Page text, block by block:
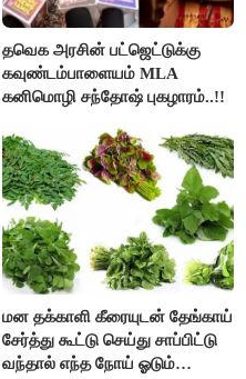
தவெக அரசின் பட்ஜெட்டுக்கு
கவுண்டம்பாளையம் MLA
கனிமொழி சந்தோஷ் புகழாரம்..!!
மன தக்காளி கீரையுடன் தேங்காய்
சேர்த்து கூட்டு செய்து சாப்பிட்டு
வந்தால் எந்த நோய் ஓடும்